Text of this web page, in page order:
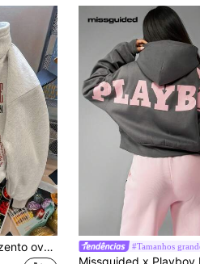
1 peça Sweatshirt cinzento oversized para mulher, com cordão, bolso, manga comprida, estampado de leopardo e texto chinês nas costas, estilo grunge retro streetwear para outono #Tamanhos